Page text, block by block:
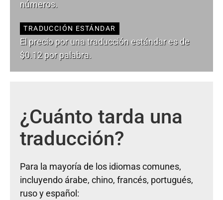
números.
TRADUCCIÓN ESTÁNDAR
El precio por una traducción estándar es de
$0.12 por palabra.
¿Cuánto tarda una
traducción?
Para la mayoría de los idiomas comunes,
incluyendo árabe, chino, francés, portugués,
ruso y español: